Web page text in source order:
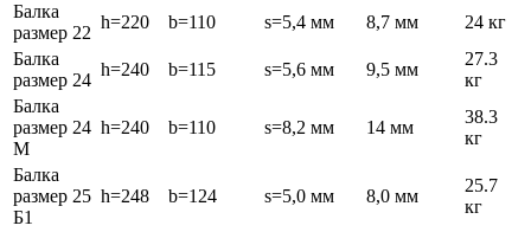
Балка
размер 22
h=220 b=110 s=5,4 мм 8,7 мм
24 кг
Балка
размер 24
h=240 b=115 s=5,6 мм 9,5 мм
27.3
кг
Балка
размер 24
М
h=240 b=110 s=8,2 мм 14 мм
38.3
кг
Балка
размер 25
Б1
h=248 b=124 s=5,0 мм 8,0 мм
25.7
кг